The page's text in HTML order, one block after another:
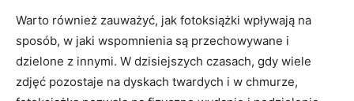
Warto również zauważyć, jak fotoksiążki ⁤wpływają na
sposób,⁢ w jaki wspomnienia są przechowywane i
dzielone z innymi. W dzisiejszych czasach, gdy wiele
zdjęć‍ pozostaje na ​dyskach twardych⁤ i w chmurze,